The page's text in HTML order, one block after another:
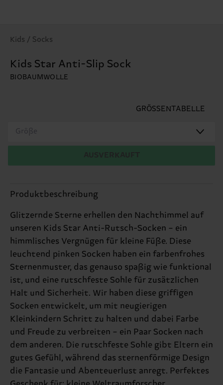
Kids / Socks
Kids Star Anti-Slip Sock
BIOBAUMWOLLE
GRÖSSENTABELLE
Größe
Produktbeschreibung
Glitzernde Sterne erhellen den Nachthimmel auf
unseren Kids Star Anti-Rutsch-Socken – ein
himmlisches Vergnügen für kleine Füße. Diese
leuchtend pinken Socken haben ein farbenfrohes
Sternenmuster, das genauso spaßig wie funktional
ist, und eine rutschfeste Sohle für zusätzlichen
Halt und Sicherheit. Wir haben diese griffigen
Socken entwickelt, um mit neugierigen
Kleinkindern Schritt zu halten und dabei Farbe
und Freude zu verbreiten – ein Paar Socken nach
dem anderen. Die rutschfeste Sohle gibt Eltern ein
gutes Gefühl, während das sternenförmige Design
die Fantasie und Abenteuerlust anregt. Perfektes